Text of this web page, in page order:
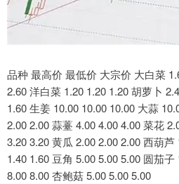
品种 最高价 最低价 大宗价 大白菜
2.60 洋白菜 1.20 1.20 1.20 胡萝卜
1.60 生姜 10.00 10.00 10.00 大蒜
2.00 2.00 蒜薹 4.00 4.00 4.00 菜花
3.20 3.20 黄瓜 2.00 2.00 2.00 西葫
1.40 1.60 豆角 5.00 5.00 5.00 圆茄
8.00 8.00 杏鲍菇 5.00 5.00 5.00